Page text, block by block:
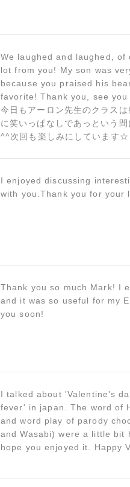
We laughed and laughed, of
lot from you! My son was
because you praised his
favorite! Thank you, see you
今日もアーロン先生のクラス
に笑いっぱなしであっという
^^次回も楽しみにしています☆
I enjoyed discussing
with you.Thank you for your
Thank you so much Mark! I
and it was so useful for my
you soon!
I talked about 'Valentine's
fever' in japan. The word of
and word play of parody
and Wasabi) were a little bit
hope you enjoyed it. Happy